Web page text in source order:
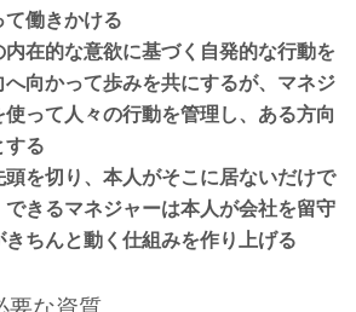
働きかける
内在的な意欲に基づく自発的な行動を
向かって歩みを共にするが、マネジ
使って人々の行動を管理し、ある方向
する
頭を切り、本人がそこに居ないだけで
きるマネジャーは本人が会社を留守
ちんと動く仕組みを作り上げる